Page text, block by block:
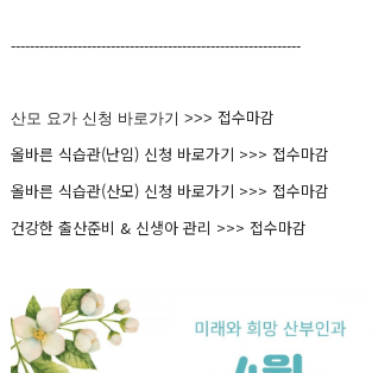
-------------------------------------------------------------
산모 요가 신청 바로가기 >>> 접수마감
올바른 식습관(난임) 신청 바로가기 >>> 접수마감
올바른 식습관(산모) 신청 바로가기 >>> 접수마감
건강한 출산준비 & 신생아 관리 >>> 접수마감